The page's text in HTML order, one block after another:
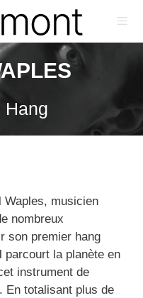
Hang
Waples, musicien
nombreux
son premier hang
parcourt la planète en
instrument de
En totalisant plus de